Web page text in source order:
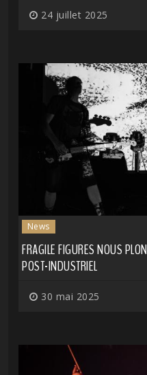
24 juillet 2025
News
FRAGILE FIGURES NOUS
POST-INDUSTRIEL
30 mai 2025